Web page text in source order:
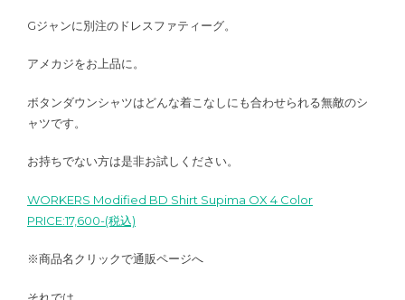
Gジャンに別注のドレスファティーグ。
アメカジをお上品に。
ボタンダウンシャツはどんな着こなしにも合わせられる無敵のシ
ャツです。
お持ちでない方は是非お試しください。
WORKERS Modified BD Shirt Supima OX 4 Color
PRICE:17,600-(税込)
※商品名クリックで通販ページへ